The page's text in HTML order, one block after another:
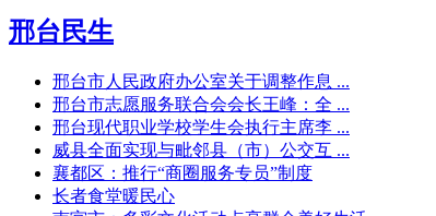
邢台民生
邢台市人民政府办公室关于调整作息 ...
邢台市志愿服务联合会会长王峰：全 ...
邢台现代职业学校学生会执行主席李 ...
威县全面实现与毗邻县（市）公交互 ...
襄都区：推行“商圈服务专员”制度
长者食堂暖民心